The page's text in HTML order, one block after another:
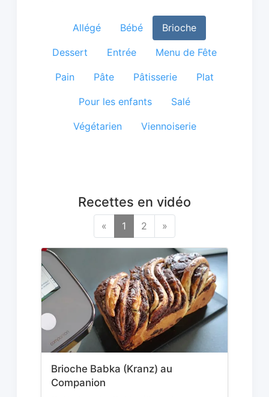
Allégé Bébé Brioche
Dessert Entrée Menu de Fête
Pain Pâte Pâtisserie Plat
Pour les enfants Salé
Végétarien Viennoiserie
Recettes en vidéo
« 1 2 »
Brioche Babka (Kranz) au
Companion